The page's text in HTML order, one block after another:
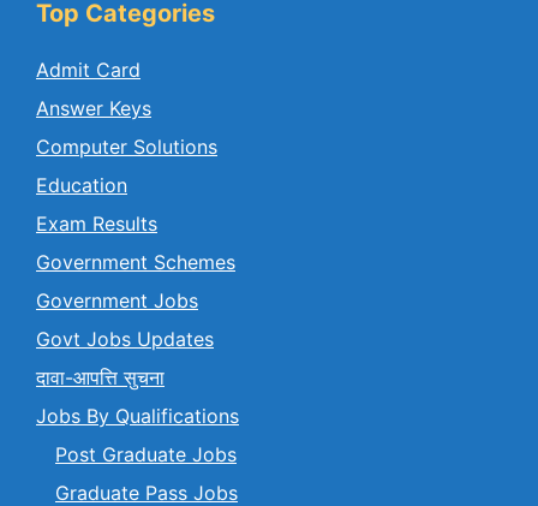
Top Categories
Admit Card
Answer Keys
Computer Solutions
Education
Exam Results
Government Schemes
Government Jobs
Govt Jobs Updates
दावा-आपत्ति सुचना
Jobs By Qualifications
Post Graduate Jobs
Graduate Pass Jobs